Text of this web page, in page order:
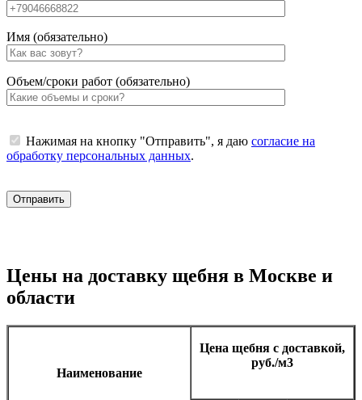
Имя (обязательно)
Объем/сроки работ (обязательно)
Нажимая на кнопку "Отправить", я даю согласие на
обработку персональных данных.
Цены на доставку щебня в Москве и
области
Наименование
Цена щебня с доставкой,
руб./м3